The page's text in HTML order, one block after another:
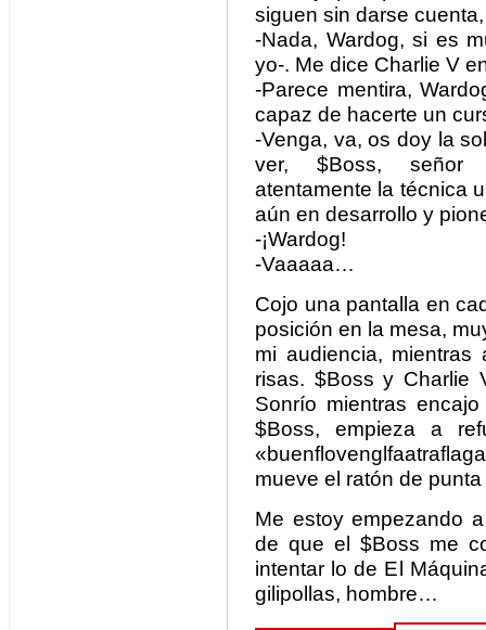
siguen sin darse
-Nada, Wardog, si es
yo-. Me dice Charlie V
-Parece mentira,
capaz de hacerte un
-Venga, va, os doy la
ver, $Boss, señor
atentamente la técnica
aún en desarrollo y
-¡Wardog!
-Vaaaaa…
Cojo una pantalla en
posición en la mesa,
mi audiencia,
risas. $Boss y Charlie
Sonrío mientras
$Boss, empieza a
mueve el ratón de
Me estoy empezando
de que el $Boss me
intentar lo de El
gilipollas, hombre…